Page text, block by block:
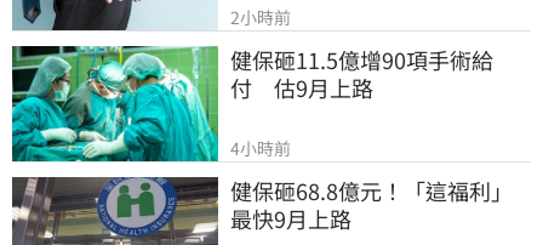
2小時前
健保砸11.5億增90項手術給
付　估9月上路
4小時前
健保砸68.8億元！「這福利」
最快9月上路